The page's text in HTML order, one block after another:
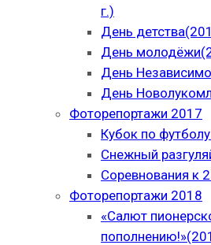
г.)
День
День
День
День
Фоторепортажи 2017
Кубок по
Снежный
Соревнования к
Фоторепортажи 2018
«Салют